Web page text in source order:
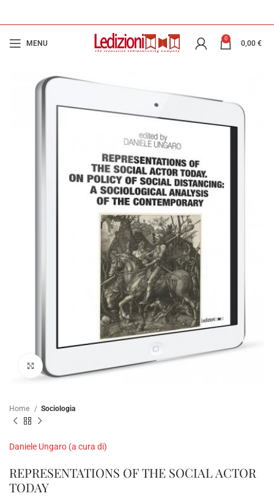
MENU
0
0,00 €
Clicca per ampliare
Home Sociologia
Daniele Ungaro (a cura di)
REPRESENTATIONS OF THE SOCIAL ACTOR
TODAY